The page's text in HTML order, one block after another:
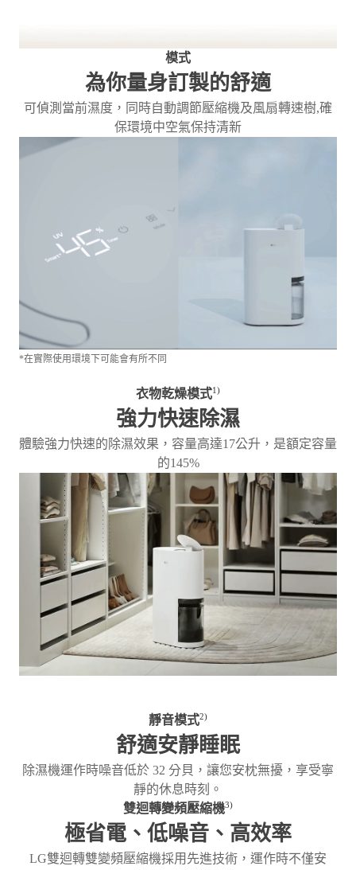
模式
為你量身訂製的舒適
可偵測當前濕度，同時自動調節壓縮機及風扇轉速樹,確
保環境中空氣保持清新
*在實際使用環境下可能會有所不同
衣物乾燥模式1)
強力快速除濕
體驗強力快速的除濕效果，容量高達17公升，是額定容量
的145%
靜音模式2)
舒適安靜睡眠
除濕機運作時噪音低於 32 分貝，讓您安枕無擾，享受寧
靜的休息時刻。
雙迴轉變頻壓縮機3)
極省電、低噪音、高效率
LG雙迴轉雙變頻壓縮機採用先進技術，運作時不僅安